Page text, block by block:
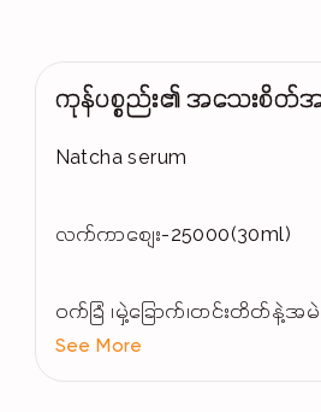
ကုန်ပစ္စည်း၏ အသေးစိတ်
Natcha serum
လက်ကာစျေး-25000(30ml)
၀က်ခြံ ၊မှဲ့ခြောက်၊တင်းတိတ်နဲ့
See More